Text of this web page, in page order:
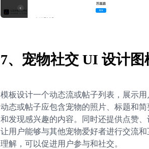
7、宠物社交 UI 设计图
模板设计一个动态流或帖子列表，展示
动态或帖子应包含宠物的照片、标题和
和发现感兴趣的内容。同时还提供点赞
让用户能够与其他宠物爱好者进行交流
理解，可以促进用户参与和社交。